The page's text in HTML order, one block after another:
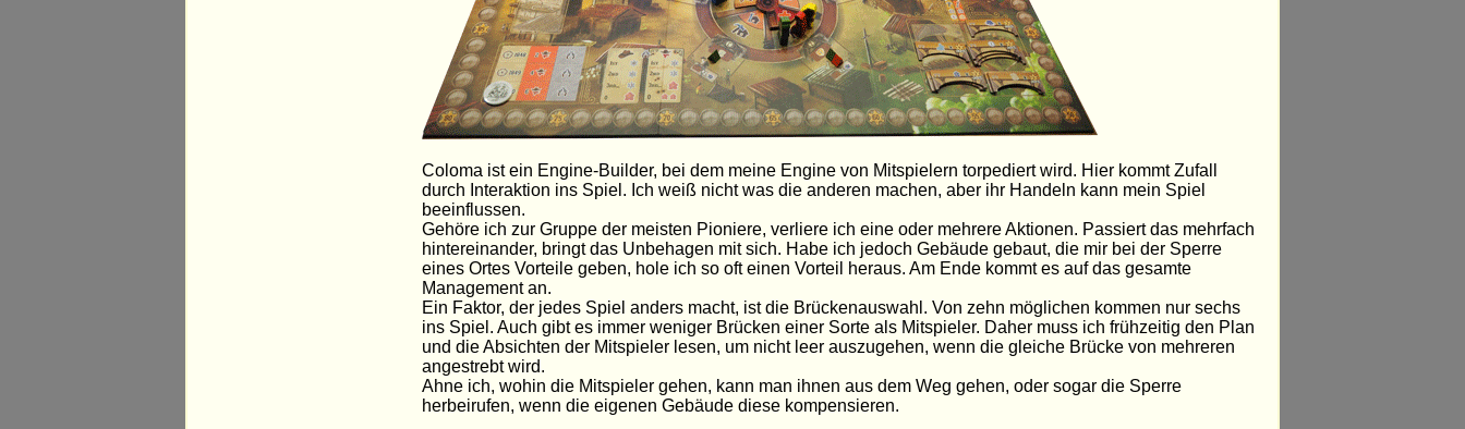
Coloma ist ein Engine-Builder, bei dem meine Engine von Mitspielern torpediert wird. Hier kommt Zufall
durch Interaktion ins Spiel. Ich weiß nicht was die anderen machen, aber ihr Handeln kann mein Spiel
beeinflussen.
Gehöre ich zur Gruppe der meisten Pioniere, verliere ich eine oder mehrere Aktionen. Passiert das mehrfach
hintereinander, bringt das Unbehagen mit sich. Habe ich jedoch Gebäude gebaut, die mir bei der Sperre
eines Ortes Vorteile geben, hole ich so oft einen Vorteil heraus. Am Ende kommt es auf das gesamte
Management an.
Ein Faktor, der jedes Spiel anders macht, ist die Brückenauswahl. Von zehn möglichen kommen nur sechs
ins Spiel. Auch gibt es immer weniger Brücken einer Sorte als Mitspieler. Daher muss ich frühzeitig den Plan
und die Absichten der Mitspieler lesen, um nicht leer auszugehen, wenn die gleiche Brücke von mehreren
angestrebt wird.
Ahne ich, wohin die Mitspieler gehen, kann man ihnen aus dem Weg gehen, oder sogar die Sperre
herbeirufen, wenn die eigenen Gebäude diese kompensieren.